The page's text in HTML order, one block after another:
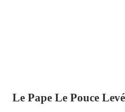
Le Pape Le Pouce